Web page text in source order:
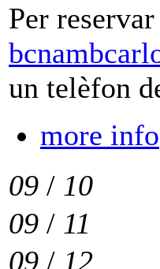
Per
un telèfon
more info
09 / 10
09 / 11
09 / 12